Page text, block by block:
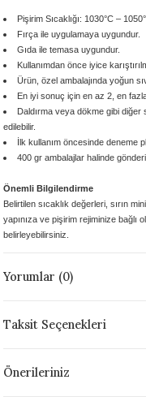
1305 °C
- 1222 °C
- 1046 °C
1046 °C
°C
Pişirim Sıcaklığı: 1030°C –
Fırça ile uygulamaya uygundur.
Gıda ile temasa uygundur.
Kullanımdan önce iyice
Ürün, özel ambalajında yoğun
En iyi sonuç için en az 2, en
Daldırma veya dökme gibi diğer
edilebilir.
İlk kullanım öncesinde deneme
400 gr ambalajlarhalinde
Önemli Bilgilendirme
Belirtilen sıcaklık değerleri, sırın
yapınıza ve pişirim rejiminize bağlı
belirleyebilirsiniz.
Yorumlar (0)
Taksit Seçenekleri
Önerileriniz